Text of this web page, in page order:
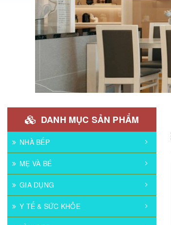
DANH MỤC SẢN PHẨM
NHÀ BẾP
MẸ VÀ BÉ
GIA DỤNG
Y TẾ & SỨC KHỎE